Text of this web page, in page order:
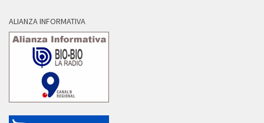
ALIANZA INFORMATIVA